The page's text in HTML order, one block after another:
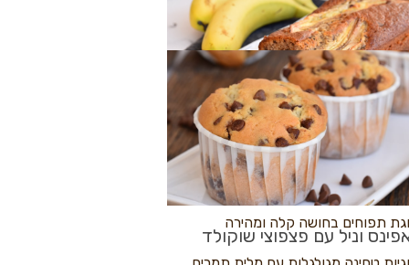
פיצה
בננות
וניל עם פצפוצי שוקולד
נקראים
תפוחים בחושה קלה ומהירה